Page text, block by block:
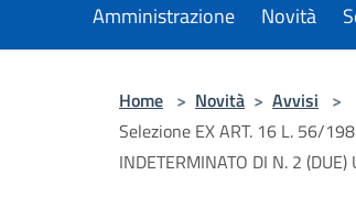
Amministrazione Novità
Home > Novità > Avvisi >
Selezione EX ART. 16 L. 56/
INDETERMINATO DI N. 2